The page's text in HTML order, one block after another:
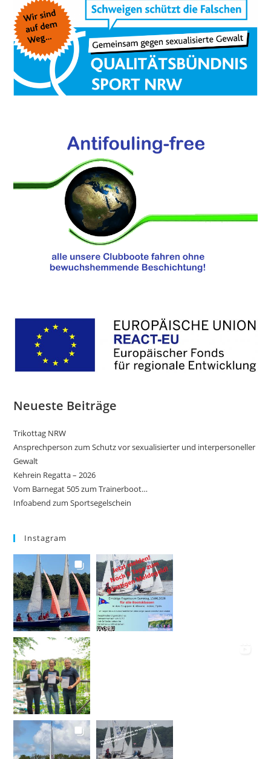
Neueste Beiträge
Trikottag NRW
Ansprechperson zum Schutz vor sexualisierter und interpersoneller
Gewalt
Kehrein Regatta – 2026
Vom Barnegat 505 zum Trainerboot…
Infoabend zum Sportsegelschein
Instagram